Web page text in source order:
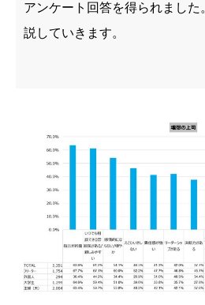
アンケート回答を得られまし
説していきます。